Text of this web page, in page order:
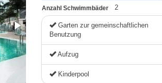
Anzahl Schwimmbäder 2
Garten zur gemeinschaftlichen
Benutzung
Aufzug
Kinderpool